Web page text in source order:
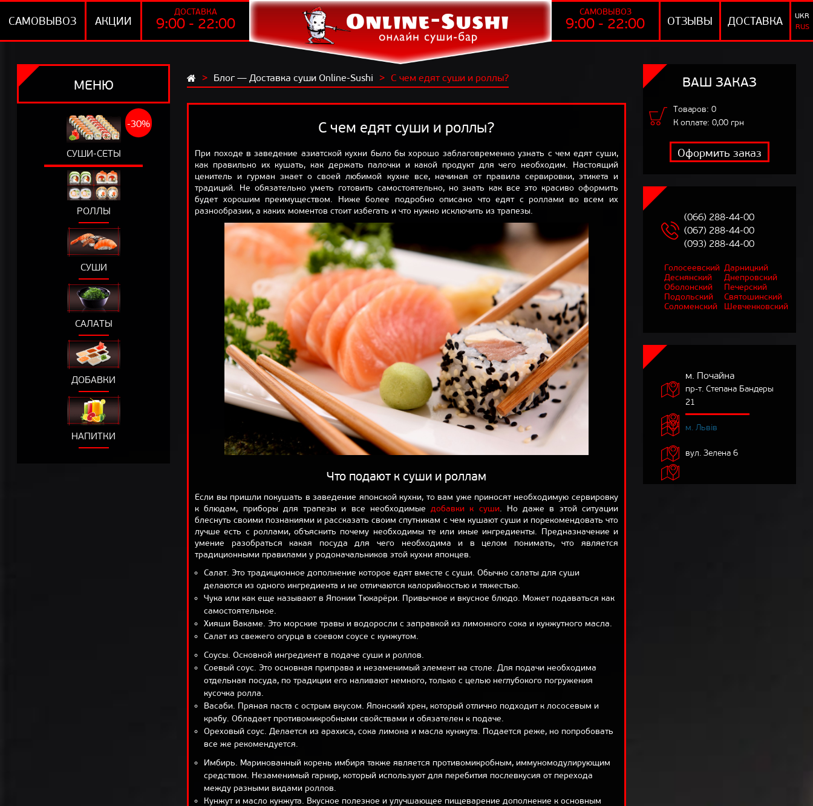
САМОВЫВОЗ АКЦИИ
ДОСТАВКА
9:00 - 22:00
САМОВЫВОЗ
9:00 - 22:00 ОТЗЫВЫ ДОСТАВКА
UKR
RUS
МЕНЮ
СУШИ-СЕТЫ
-30%
РОЛЛЫ
СУШИ
САЛАТЫ
ДОБАВКИ
НАПИТКИ
Блог — Доставка суши Online-Sushi С чем едят суши и роллы?
С чем едят суши и роллы?
При походе в заведение азиатской кухни было бы хорошо заблаговременно узнать с чем едят суши,
как правильно их кушать, как держать палочки и какой продукт для чего необходим. Настоящий
ценитель и гурман знает о своей любимой кухне все, начиная от правила сервировки, этикета и
традиций. Не обязательно уметь готовить самостоятельно, но знать как все это красиво оформить
будет хорошим преимуществом. Ниже более подробно описано что едят с роллами во всем их
разнообразии, а каких моментов стоит избегать и что нужно исключить из трапезы.
Что подают к суши и роллам
Если вы пришли покушать в заведение японской кухни, то вам уже приносят необходимую сервировку
к блюдам, приборы для трапезы и все необходимыедобавки к суши. Но даже в этой ситуации
блеснуть своими познаниями и рассказать своим спутникам с чем кушают суши и порекомендовать что
лучше есть с роллами, объяснить почему необходимы те или иные ингредиенты. Предназначение и
умение разобраться какая посуда для чего необходима и в целом понимать, что является
традиционными правилами у родоначальников этой кухни японцев.
Салат. Это традиционное дополнение которое едят вместе с суши. Обычно салаты для суши
делаются из одного ингредиента и не отличаются калорийностью и тяжестью.
Чука или как еще называют в Японии Тюкарёри. Привычное и вкусное блюдо. Может подаваться как
самостоятельное.
Хияши Вакаме. Это морские травы и водоросли с заправкой из лимонного сока и кунжутного масла.
Салат из свежего огурца в соевом соусе с кунжутом.
Соусы. Основной ингредиент в подаче суши и роллов.
Соевый соус. Это основная приправа и незаменимый элемент на столе. Для подачи необходима
отдельная посуда, по традиции его наливают немного, только с целью неглубокого погружения
кусочка ролла.
Васаби. Пряная паста с острым вкусом. Японский хрен, который отлично подходит к лососевым и
крабу. Обладает противомикробными свойствами и обязателен к подаче.
Ореховый соус. Делается из арахиса, сока лимона и масла кунжута. Подается реже, но попробовать
все же рекомендуется.
Имбирь. Маринованный корень имбиря также является противомикробным, иммуномодулирующим
средством. Незаменимый гарнир, который используют для перебития послевкусия от перехода
между разными видами роллов.
Кунжут и масло кунжута. Вкусное полезное и улучшающее пищеварение дополнение к основным
ВАШ ЗАКАЗ
Товаров: 0
К оплате: 0,00грн
Оформить заказ
(066) 288-44-00
(067) 288-44-00
(093) 288-44-00
Голосеевский Дарницкий
Деснянский
Днепровский
Оболонский
Печерский
Подольский
Святошинский
Соломенский
Шевченковский
м. Почайна
пр-т. Степана Бандеры
21
м. Львів
вул. Зелена 6
Доставка
9:00 - 22:00
Суши-сеты
Суши
Салаты
Добавки
САМОВЫВОЗ
ДОСТАВКА
КОРЗИНА